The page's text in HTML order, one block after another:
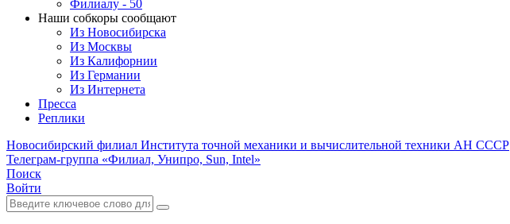
Филиалу - 50
Наши собкоры сообщают
Из Новосибирска
Из Москвы
Из Калифорнии
Из Германии
Из Интернета
Пресса
Реплики
Новосибирский филиал Института точной механики и вычислительной техники АН СССР
Телеграм-группа «Филиал, Унипро, Sun, Intel»
Поиск
Войти